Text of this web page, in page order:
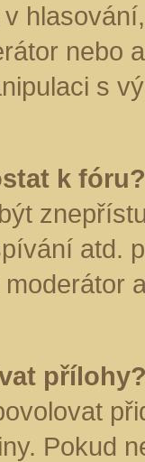
nebo
s
k fóru?
atd.
Pokud